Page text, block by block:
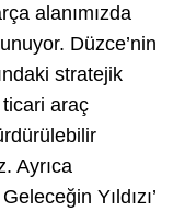
alanımızda
Düzce’nin
stratejik
araç
Ayrıca
Yıldızı’